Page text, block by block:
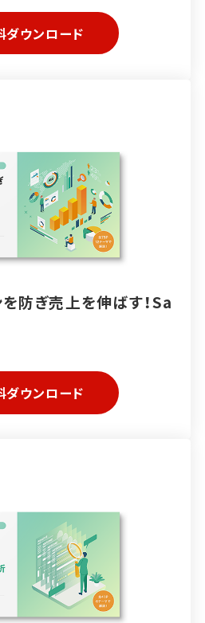
ダウンロード
を防ぎ売上を伸ばす！Sa
ダウンロード